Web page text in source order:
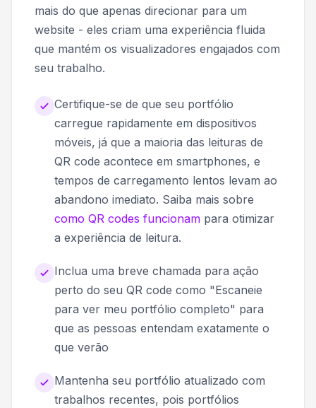
mais do que apenas direcionar para um
website - eles criam uma experiência fluida
que mantém os visualizadores engajados com
seu trabalho.
Certifique-se de que seu portfólio
carregue rapidamente em dispositivos
móveis, já que a maioria das leituras de
QR code acontece em smartphones, e
tempos de carregamento lentos levam ao
abandono imediato. Saiba mais sobre
como QR codes funcionam para otimizar
a experiência de leitura.
Inclua uma breve chamada para ação
perto do seu QR code como "Escaneie
para ver meu portfólio completo" para
que as pessoas entendam exatamente o
que verão
Mantenha seu portfólio atualizado com
trabalhos recentes, pois portfólios